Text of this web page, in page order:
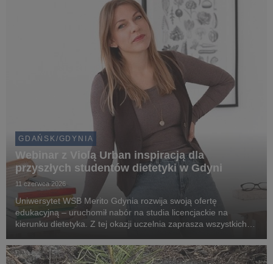
GDAŃSK/GDYNIA
Webinar z Violą Urban inspiracją dla
przyszłych studentów dietetyki w Gdyni
11 czerwca 2026
Uniwersytet WSB Merito Gdynia rozwija swoją ofertę
edukacyjną – uruchomił nabór na studia licencjackie na
kierunku dietetyka. Z tej okazji uczelnia zaprasza wszystkich
karierą w branży dietetycznej na bezpłatny webina...